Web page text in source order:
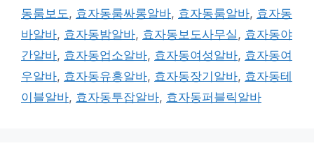
동룸보도 , 효자동룸싸롱알바, 효자동룸알바, 효자동
바알바, 효자동밤알바, 효자동보도사무실 , 효자동야
간알바, 효자동업소알바, 효자동여성알바, 효자동여
우알바, 효자동유흥알바, 효자동장기알바, 효자동테
이블알바, 효자동투잡알바, 효자동퍼블릭알바